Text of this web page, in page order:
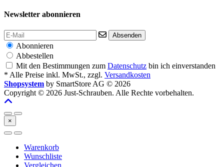
Newsletter abonnieren
Absenden
Abonnieren
Abbestellen
Mit den Bestimmungen zum Datenschutz bin ich einverstanden
* Alle Preise inkl. MwSt., zzgl. Versandkosten
Shopsystem by SmartStore AG © 2026
Copyright © 2026 Just-Schrauben. Alle Rechte vorbehalten.
×
Warenkorb
Wunschliste
Vergleichen